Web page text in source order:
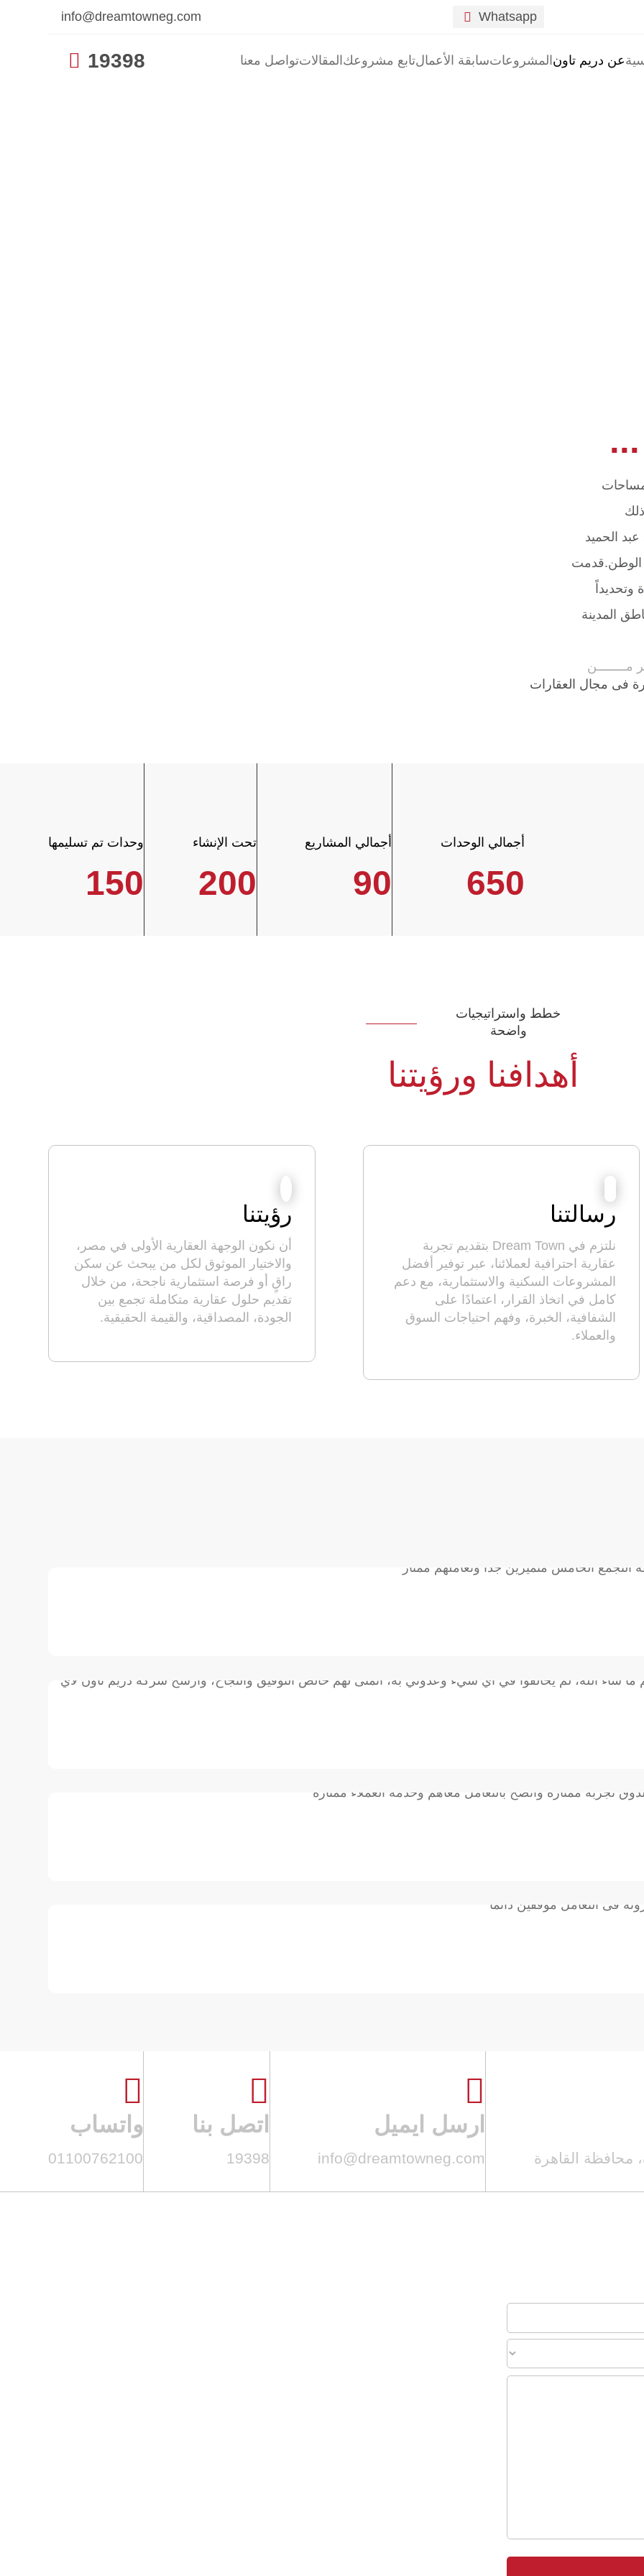
Whatsapp

info@dreamtowneg.com
عن دريم تاونالمشروعاتسابقة الأعمالتابع مشروعكالمقالاتتواصل معنا  19398
مساحات
الحميد
الوطن.قدمت
وتحديداً
المدينة
مــــــــن
فى مجال العقارات
وحدات تم تسليمها
150
تحت الإنشاء
200
أجمالي المشاريع
90
أجمالي الوحدات
650
خطط واستراتيجيات
واضحة
أهدافنا ورؤيتنا
رؤيتنا
أن نكون الوجهة العقارية الأولى في مصر،
والاختيار الموثوق لكل من يبحث عن سكن
راقٍ أو فرصة استثمارية ناجحة، من خلال
تقديم حلول عقارية متكاملة تجمع بين
الجودة، المصداقية، والقيمة الحقيقية.
رسالتنا
نلتزم في Dream Town بتقديم تجربة
عقارية احترافية لعملائنا، عبر توفير أفضل
المشروعات السكنية والاستثمارية، مع دعم
كامل في اتخاذ القرار، اعتمادًا على
الشفافية، الخبرة، وفهم احتياجات السوق
والعملاء.
الخامس متميزين جدا وتعاملهم ممتاز
شاء الله، لم يخالفوا في أي شيء وعدوني به، أتمنى لهم خالص التوفيق والنجاح، وأرشح شركة دريم تاون لأي
تجربة ممتازة وأنصح بالتعامل معاهم وخدمة العملاء ممتازه
فى التعامل موفقين دائما

واتساب
01100762100

اتصل بنا
19398

ارسل ايميل
info@dreamtowneg.com